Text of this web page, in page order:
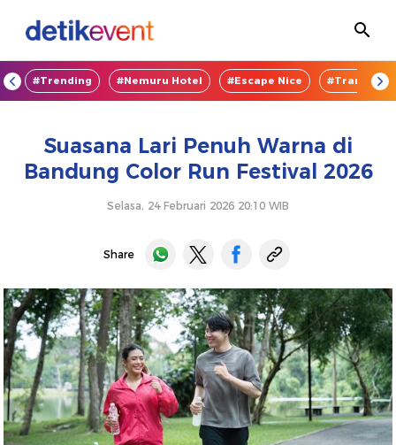
#Trending #Nemuru Hotel #Escape Nice
Suasana Lari Penuh Warna di
Bandung Color Run Festival 2026
Selasa, 24 Februari 2026 20:10 WIB
Share